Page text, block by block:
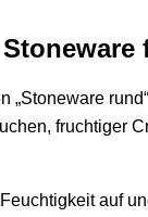
„Stoneware
fruchtiger
auf